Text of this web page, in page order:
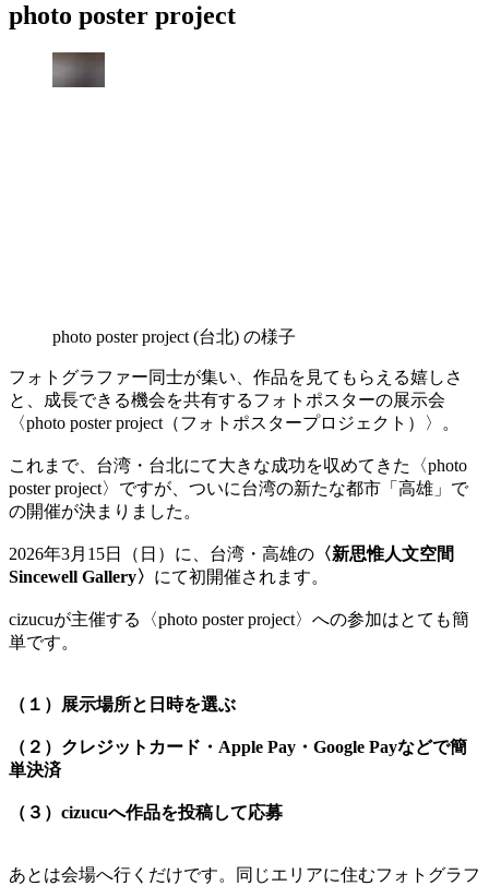
photo poster project
photo poster project (台北) の様子
フォトグラファー同士が集い、作品を見てもらえる嬉しさ
と、成長できる機会を共有するフォトポスターの展示会
〈photo poster project（フォトポスタープロジェクト）〉。
これまで、台湾・台北にて大きな成功を収めてきた〈photo
poster project〉ですが、ついに台湾の新たな都市「高雄」で
の開催が決まりました。
2026年3月15日（日）に、台湾・高雄の 〈新思惟人文空間
Sincewell Gallery〉 にて初開催されます。
cizucuが主催する〈photo poster project〉への参加はとても簡
単です。
（１）展示場所と日時を選ぶ
（２）クレジットカード・Apple Pay・Google Payなどで簡
単決済
（３）cizucuへ作品を投稿して応募
あとは会場へ行くだけです。同じエリアに住むフォトグラフ